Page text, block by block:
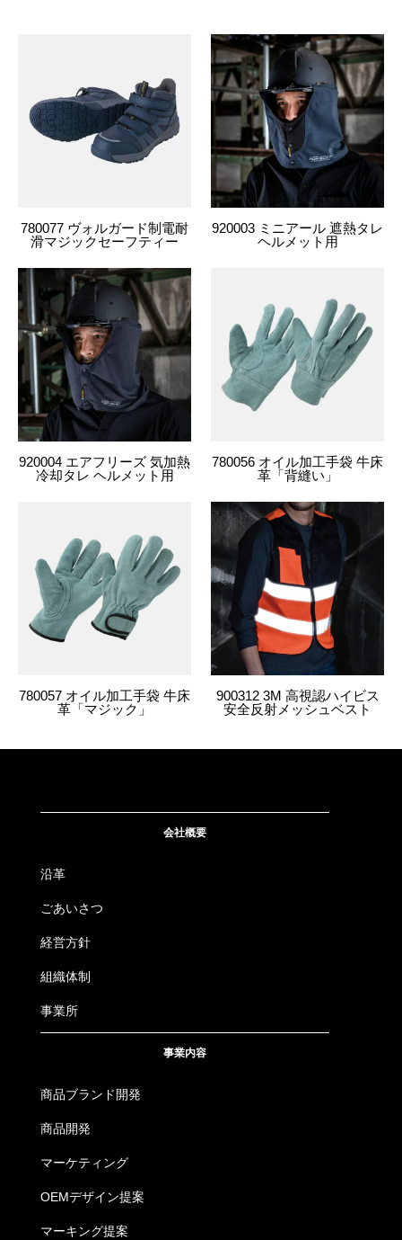
780077 ヴォルガード制電耐
滑マジックセーフティー
920003 ミニアール 遮熱タレ
ヘルメット用
920004 エアフリーズ 気加熱
冷却タレ ヘルメット用
780056 オイル加工手袋 牛床
革「背縫い」
780057 オイル加工手袋 牛床
革「マジック」
900312 3M 高視認ハイビス
安全反射メッシュベスト
会社概要
沿革
ごあいさつ
経営方針
組織体制
事業所
事業内容
商品ブランド開発
商品開発
マーケティング
OEMデザイン提案
マーキング提案